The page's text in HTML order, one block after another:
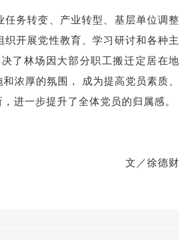
务转变、产业转型、基层单位调整
开展党性教育、学习研讨和各种主
了林场因大部分职工搬迁定居在地
浓厚的氛围， 成为提高党员素质、
进一步提升了全体党员的归属感。
文／徐德财